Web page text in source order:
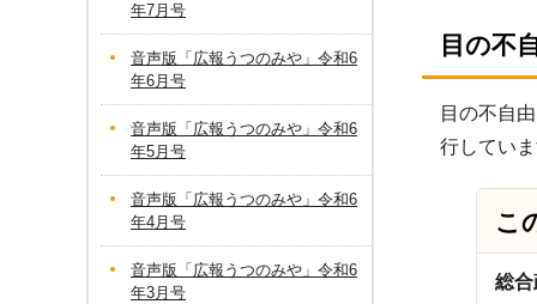
目の不
目の不自
行してい
こ
総
年7月号
音声版「広報うつのみや」令和6
年6月号
音声版「広報うつのみや」令和6
年5月号
音声版「広報うつのみや」令和6
年4月号
音声版「広報うつのみや」令和6
年3月号